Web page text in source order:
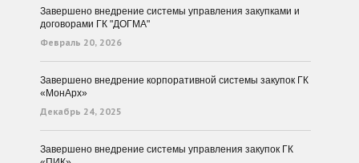
Завершено внедрение системы управления закупками и
договорами ГК "ДОГМА"
Февраль 20, 2026
Завершено внедрение корпоративной системы закупок ГК
«МонАрх»
Декабрь 24, 2025
Завершено внедрение системы управления закупок ГК